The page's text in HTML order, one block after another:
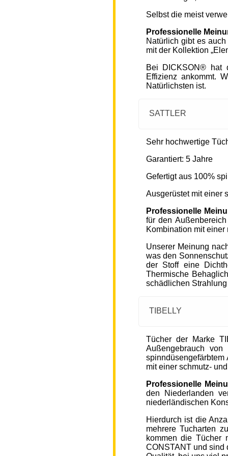
Selbst die meist
Professionelle
Natürlich gibt es
mit der Kollektion
Bei DICKSON® hat
Effizienz ankommt.
Natürlichsten ist.
SATTLER
Sehr hochwertige
Garantiert: 5 Jahre
Gefertigt aus 100%
Ausgerüstet mit einer
Professionelle
für den
Kombination mit einer
Unserer Meinung
was den
der Stoff eine
Thermische
schädlichen
TIBELLY
Tücher der Marke
Außengebrauch
mit einer schmutz-
Professionelle
den Niederlanden
niederländischen
Hierdurch ist die
mehrere Tucharten
kommen die Tücher
CONSTANT und